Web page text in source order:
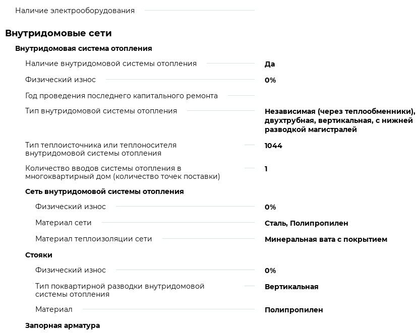
Наличие электрооборудования
Внутридомовые сети
Внутридомовая система отопления
Наличие внутридомовой системы отопления
Да
Физический износ
0%
Год проведения последнего капитального ремонта
Тип внутридомовой системы отопления
Независимая (через теплообменники),
двухтрубная, вертикальная, с нижней
разводкой магистралей
Тип теплоисточника или теплоносителя
внутридомовой системы отопления
1044
Количество вводов системы отопления в
многоквартирный дом (количество точек поставки)
1
Сеть внутридомовой системы отопления
Физический износ
0%
Материал сети
Сталь, Полипропилен
Материал теплоизоляции сети
Минеральная вата с покрытием
Стояки
Физический износ
0%
Тип поквартирной разводки внутридомовой
системы отопления
Вертикальная
Материал
Полипропилен
Запорная арматура